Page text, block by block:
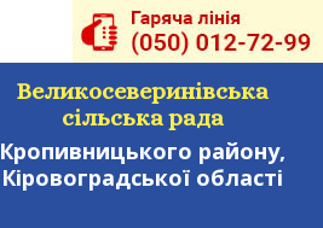
Великосеверинівська
сільська рада
Кропивницького району,
Кіровоградської області